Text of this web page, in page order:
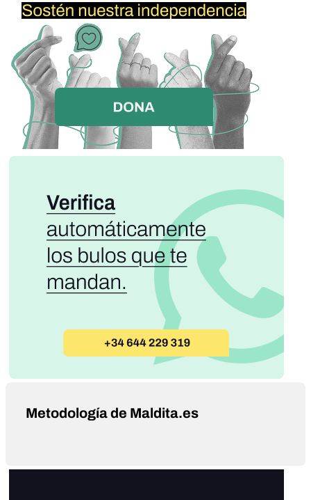
Metodología de Maldita.es